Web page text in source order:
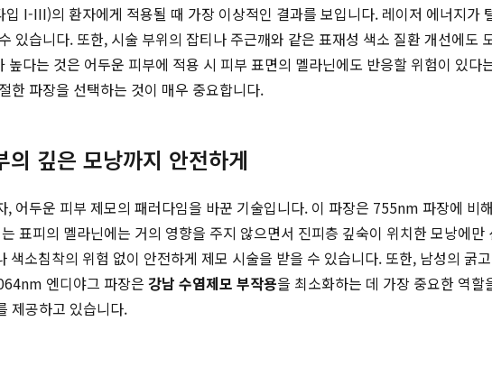
I-III)의 환자에게 적용될 때 가장 이상적인 결과를 보입니다. 레이저 에너지
있습니다. 또한, 시술 부위의 잡티나 주근깨와 같은 표재성 색소 질환 개선에도
다는 것은 어두운 피부에 적용 시 피부 표면의 멜라닌에도 반응할 위험이 있다
한 파장을 선택하는 것이 매우 중요합니다.
깊은 모낭까지 안전하게
어두운 피부 제모의 패러다임을 바꾼 기술입니다. 이 파장은 755nm 파장에 비
표피의 멜라닌에는 거의 영향을 주지 않으면서 진피층 깊숙이 위치한 모낭에
소침착의 위험 없이 안전하게 제모 시술을 받을 수 있습니다. 또한, 남성의 굵
엔디야그 파장은 강남 수염제모 부작용을 최소화하는 데 가장 중요한 역할
제공하고 있습니다.